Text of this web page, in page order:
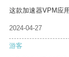
这款加速器VPM应
2024-04-27
游客